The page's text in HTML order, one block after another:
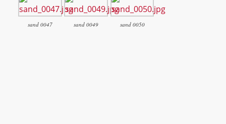
sand 0047 sand 0049 sand 0050